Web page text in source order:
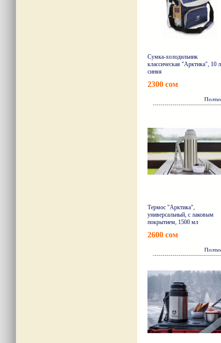
Сумка-холодильник
классическая "Арктика", 10
синяя
2300 сом
Термос "Арктика",
универсальный, с лаковым
покрытием, 1500 мл
2600 сом